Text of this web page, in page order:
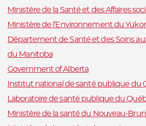
Ministère de la Santé et des Affaires
Ministère de l’Environnement du
Département de Santé et des Soins
du Manitoba
Government of Alberta
Institut national de santé publique du
Laboratoire de santé publique du
Ministère de la santé du Nouveau-